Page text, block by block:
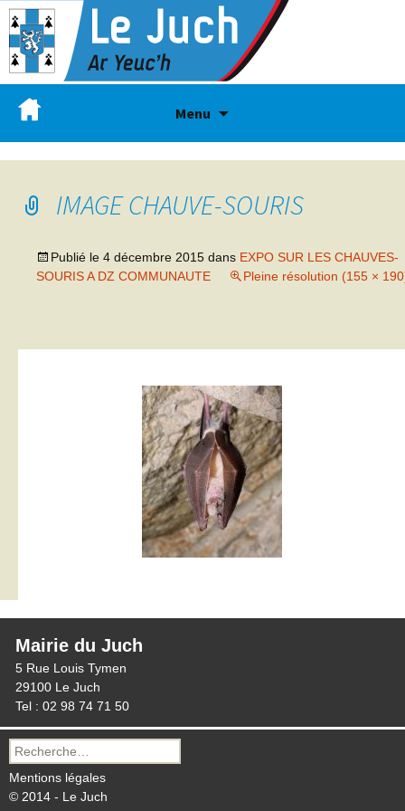
Menu
IMAGE CHAUVE-SOURIS
Publié le 4 décembre 2015 dans EXPO SUR LES CHAUVES-
SOURIS A DZ COMMUNAUTE
Pleine résolution (155 ×
Mairie du Juch
5 Rue Louis Tymen
29100 Le Juch
Tel : 02 98 74 71 50
Recherche
pour :
Mentions légales
© 2014 - Le Juch